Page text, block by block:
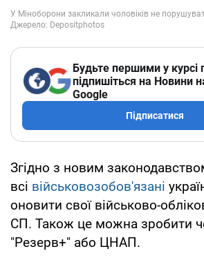
Будьте першими у курсі
підпишіться на Новини
Google
Підписатися
Згідно з новим
всі військовозобов'язані
оновити свої військово-
СП. Також це можна зробити
"Резерв+" або ЦНАП.